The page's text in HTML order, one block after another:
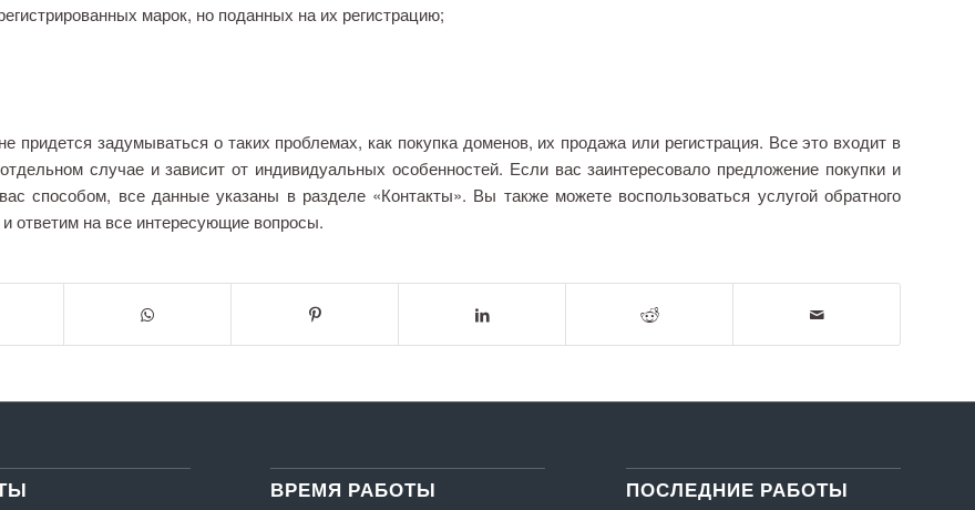
марок, но поданных на их регистрацию;
задумываться о таких проблемах, как покупка доменов, их продажа или регистрация. Все это входит в
случае и зависит от индивидуальных особенностей. Если вас заинтересовало предложение покупки и
способом, все данные указаны в разделе «Контакты». Вы также можете воспользоваться услугой обратного
ответим на все интересующие вопросы.
ВРЕМЯ РАБОТЫ ПОСЛЕДНИЕ РАБОТЫ